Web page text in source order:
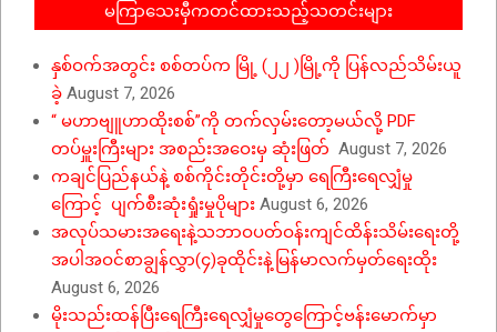
မကြာသေးမှီကတင်ထားသည့်သတင်းများ
နှစ်ဝက်အတွင်း စစ်တပ်က မြို့ (၂၂ )မြို့ကို ပြန်လည်သိမ်းယူ
ခဲ့ August 7, 2026
“ မဟာဗျူဟာထိုးစစ်”ကို တက်လှမ်းတော့မယ်လို့ PDF
တပ်မှူးကြီးများ အစည်းအဝေးမှ ဆုံးဖြတ် August 7, 2026
ကချင်ပြည်နယ်နဲ့ စစ်ကိုင်းတိုင်းတို့မှာ ရေကြီးရေလျှံမှု
ကြောင့် ပျက်စီးဆုံးရှုံးမှုပိုများ August 6, 2026
အလုပ်သမားအရေးနဲ့သဘာဝပတ်ဝန်းကျင်ထိန်းသိမ်းရေးတို့
အပါအဝင်စာချွန်လွှာ(၄)ခုထိုင်းနဲ့မြန်မာလက်မှတ်ရေးထိုး
August 6, 2026
မိုးသည်းထန်ပြီးရေကြီးရေလျှံမှုတွေကြောင့်ဗန်းမောက်မှာ